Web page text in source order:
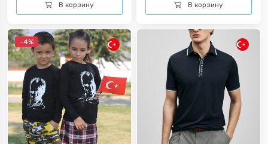
В корзину В корзину
-4%